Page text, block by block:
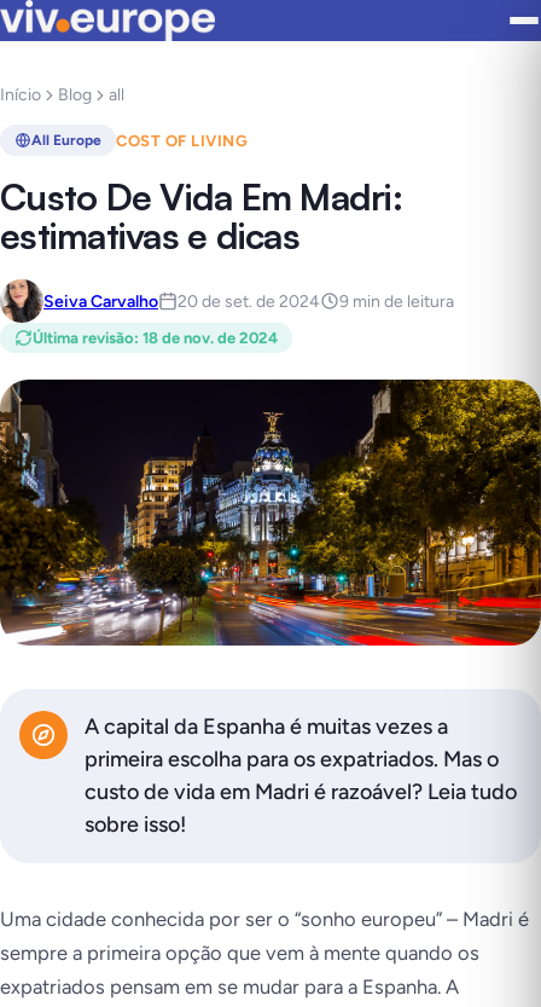
Início Blog all
All Europe COST OF LIVING
Custo De Vida Em Madri:
estimativas e dicas
Seiva Carvalho 20 de set. de 2024 9 min de leitura
Última revisão: 18 de nov. de 2024
A capital da Espanha é muitas vezes a
primeira escolha para os expatriados. Mas o
custo de vida em Madri é razoável? Leia tudo
sobre isso!
Uma cidade conhecida por ser o “sonho europeu” – Madri é
sempre a primeira opção que vem à mente quando os
expatriados pensam em se mudar para a Espanha. A